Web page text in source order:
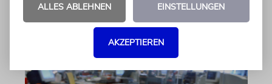
ALLES ABLEHNEN EINSTELLUNGEN
AKZEPTIEREN